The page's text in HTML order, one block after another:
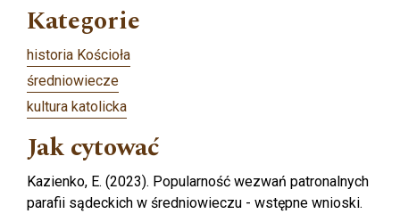
Kategorie
historia Kościoła
średniowiecze
kultura katolicka
Jak cytować
Kazienko, E. (2023). Popularność wezwań patronalnych
parafii sądeckich w średniowieczu - wstępne wnioski.